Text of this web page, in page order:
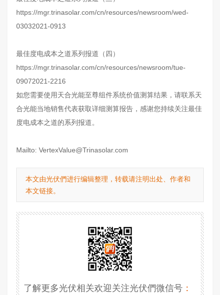
https://mgr.trinasolar.com/cn/resources/newsroom/wed-
03032021-0913
最佳度电成本之道系列报道（四）
https://mgr.trinasolar.com/cn/resources/newsroom/tue-
09072021-2216
如您需要使用天合光能至尊组件系统价值测算结果，请联系天
合光能当地销售代表获取详细测算报告，感谢您持续关注最佳
度电成本之道的系列报道。
Mailto: VertexValue@Trinasolar.com
本文由光伏們进行编辑整理，转载请注明出处、作者和
本文链接。
了解更多光伏相关欢迎关注光伏們微信号 ：